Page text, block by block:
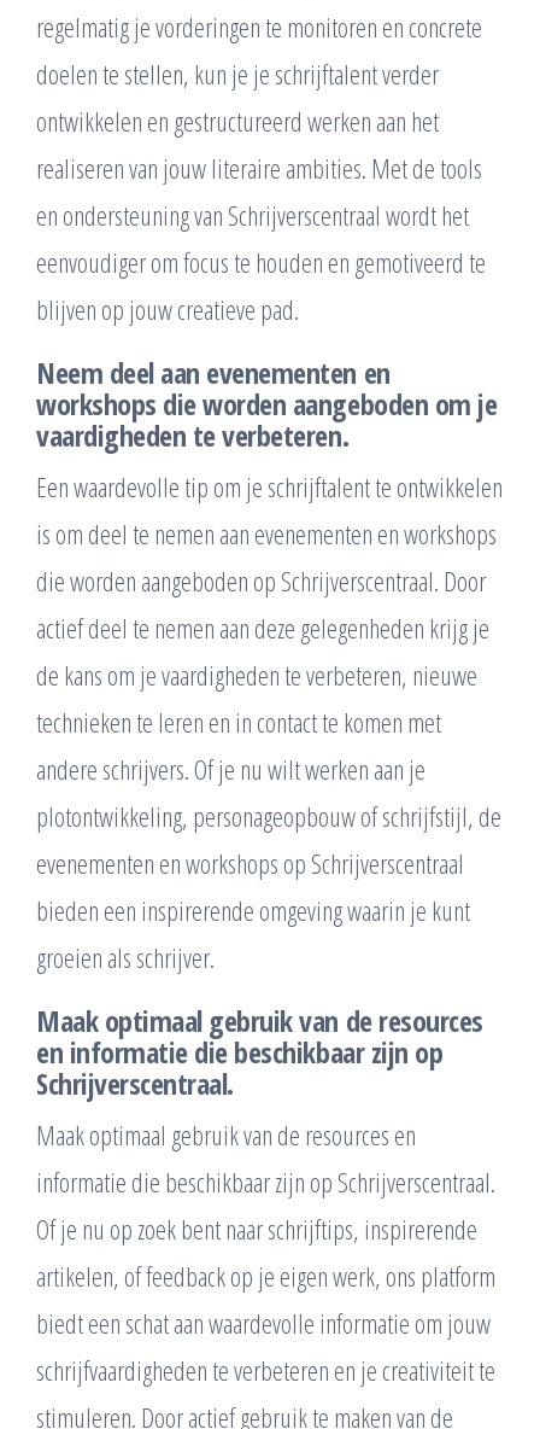
regelmatig je vorderingen te monitoren en concrete
doelen te stellen, kun je je schrijftalent verder
ontwikkelen en gestructureerd werken aan het
realiseren van jouw literaire ambities. Met de tools
en ondersteuning van Schrijverscentraal wordt het
eenvoudiger om focus te houden en gemotiveerd te
blijven op jouw creatieve pad.
Neem deel aan evenementen en
workshops die worden aangeboden om je
vaardigheden te verbeteren.
Een waardevolle tip om je schrijftalent te ontwikkelen
is om deel te nemen aan evenementen en workshops
die worden aangeboden op Schrijverscentraal. Door
actief deel te nemen aan deze gelegenheden krijg je
de kans om je vaardigheden te verbeteren, nieuwe
technieken te leren en in contact te komen met
andere schrijvers. Of je nu wilt werken aan je
plotontwikkeling, personageopbouw of schrijfstijl, de
evenementen en workshops op Schrijverscentraal
bieden een inspirerende omgeving waarin je kunt
groeien als schrijver.
Maak optimaal gebruik van de resources
en informatie die beschikbaar zijn op
Schrijverscentraal.
Maak optimaal gebruik van de resources en
informatie die beschikbaar zijn op Schrijverscentraal.
Of je nu op zoek bent naar schrijftips, inspirerende
artikelen, of feedback op je eigen werk, ons platform
biedt een schat aan waardevolle informatie om jouw
schrijfvaardigheden te verbeteren en je creativiteit te
stimuleren. Door actief gebruik te maken van de